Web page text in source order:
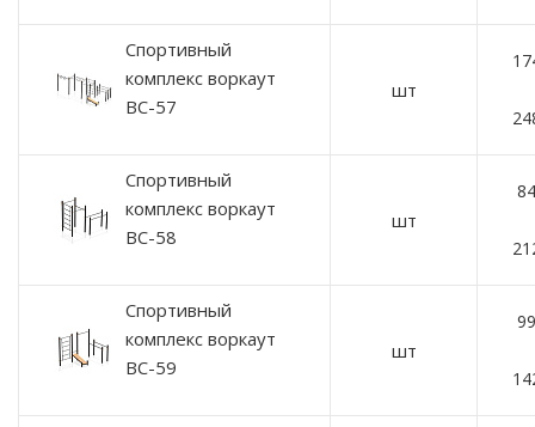
Спортивный
комплекс воркаут
ВС-57
шт
Спортивный
комплекс воркаут
ВС-58
шт
Спортивный
комплекс воркаут
ВС-59
шт